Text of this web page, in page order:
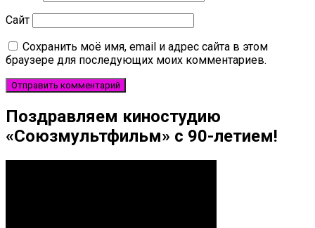
Сайт
Сохранить моё имя, email и адрес сайта в этом
браузере для последующих моих комментариев.
Поздравляем киностудию
«Союзмультфильм» с 90-летием!